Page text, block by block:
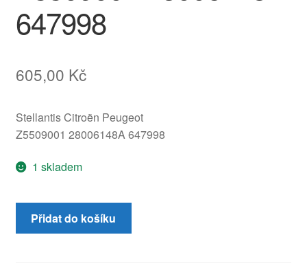
647998
605,00 Kč
Stellantis Citroën Peugeot
Z5509001 28006148A 647998
1 skladem
Servomotůrek
topení
Přidat do košíku